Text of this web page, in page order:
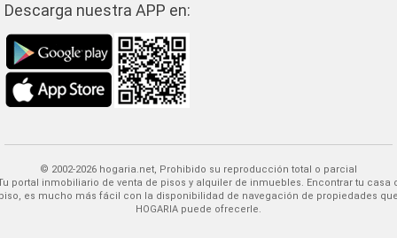
Descarga nuestra APP en:
© 2002-2026 hogaria.net, Prohibido su reproducción total o parcial
Encontrar tu casa o
es mucho más fácil con la disponibilidad de navegación de propiedades
HOGARIA puede ofrecerle.